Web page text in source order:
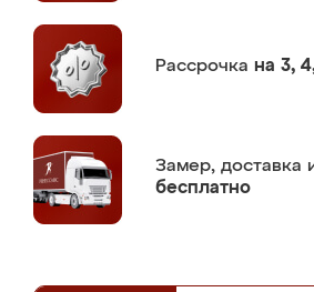
Рассрочка на 3,
Замер, доставка
бесплатно